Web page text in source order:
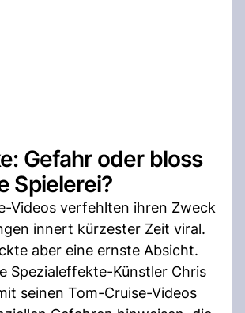
Gefahr oder bloss
Spielerei?
Videos verfehlten ihren Zweck
innert kürzester Zeit viral.
aber eine ernste Absicht.
Spezialeffekte-Künstler Chris
seinen Tom-Cruise-Videos